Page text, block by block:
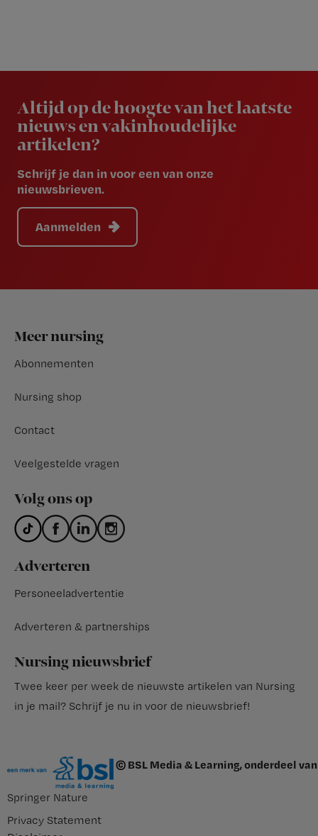
Altijd op de hoogte van het laatste
nieuws en vakinhoudelijke
artikelen?
Schrijf je dan in voor een van onze
nieuwsbrieven.
Aanmelden
Footer
Meer nursing
Abonnementen
Nursing shop
Contact
Veelgestelde vragen
Volg ons op
Adverteren
Personeeladvertentie
Adverteren & partnerships
Nursing nieuwsbrief
Twee keer per week de nieuwste artikelen van Nursing
in je mail? Schrijf je nu in voor de nieuwsbrief!
© BSL Media & Learning, onderdeel van
Springer Nature
Privacy Statement